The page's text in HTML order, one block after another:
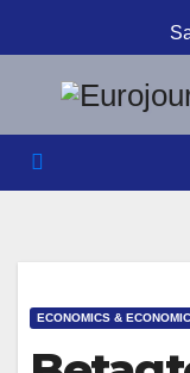
Inhalt
springen
ECONOMICS &